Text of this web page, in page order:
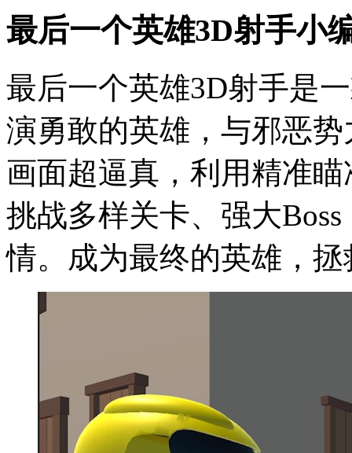
最后一个英雄3D射手小
最后一个英雄3D射手是
演勇敢的英雄，与邪恶
画面超逼真，利用精准
挑战多样关卡、强大
情。成为最终的英雄，